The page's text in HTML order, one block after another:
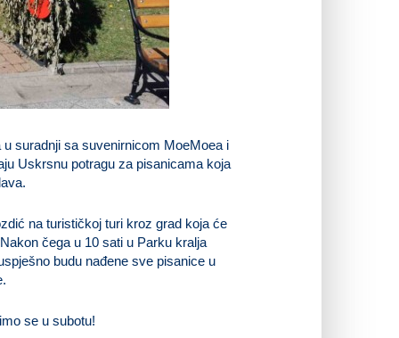
suradnji sa suvenirnicom MoeMoea i
Uskrsnu potragu za pisanicama koja
na turističkoj turi kroz grad koja će
čega u 10 sati u Parku kralja
budu nađene sve pisanice u
se u subotu!